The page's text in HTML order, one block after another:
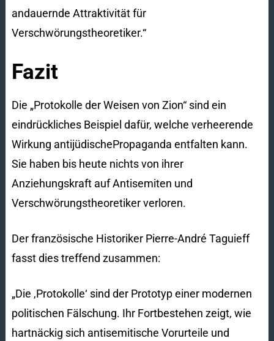
andauernde Attraktivität für
Verschwörungstheoretiker.“
Fazit
Die „Protokolle der Weisen von Zion“ sind ein
eindrückliches Beispiel dafür, welche verheerende
Wirkung antijüdischePropaganda entfalten kann.
Sie haben bis heute nichts von ihrer
Anziehungskraft auf Antisemiten und
Verschwörungstheoretiker verloren.
Der französische Historiker Pierre-André Taguieff
fasst dies treffend zusammen:
„Die ‚Protokolle‘ sind der Prototyp einer modernen
politischen Fälschung. Ihr Fortbestehen zeigt, wie
hartnäckig sich antisemitische Vorurteile und